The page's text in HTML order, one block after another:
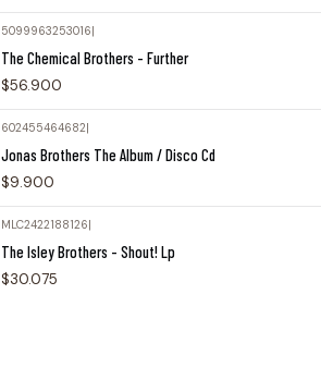
5099963253016|
The Chemical Brothers - Further
$56.900
602455464682|
Jonas Brothers The Album / Disco Cd
$9.900
MLC2422188126
The Isley Brothers - Shout! Lp
$30.075